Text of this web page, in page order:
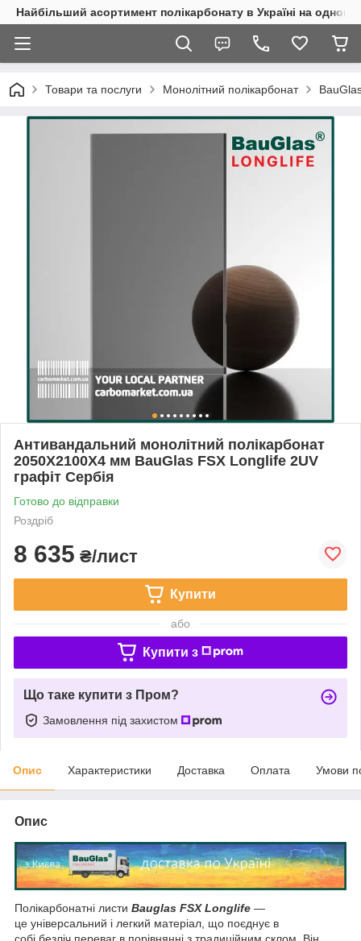
Найбільший асортимент полікарбонату в Україні на одному
Товари та послуги Монолітний полікарбонат
Антивандальний монолітний полікарбонат
2050Х2100Х4 мм BauGlas FSX Longlife 2UV
графіт Сербія
Готово до відправки
Роздріб
8 635 ₴/лист
Купити
або
Купити з
Що таке купити з Пром?
Замовлення під захистом
Опис Характеристики Доставка Оплата Умови
Опис
Полікарбонатні листи Bauglas FSX Longlife —
це універсальний і легкий матеріал, що поєднує в
собі безліч переваг в порівнянні з традиційним склом. Він